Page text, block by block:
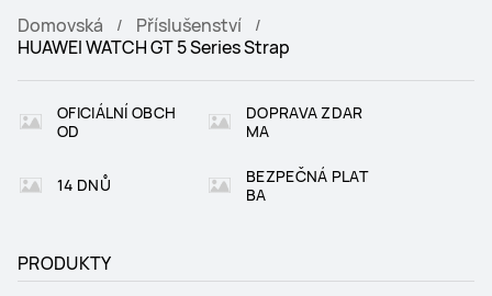
Domovská
Příslušenství
HUAWEI WATCH GT 5 Series Strap
OFICIÁLNÍ OBCH
OD
DOPRAVA ZDAR
MA
14 DNŮ
BEZPEČNÁ PLAT
BA
PRODUKTY